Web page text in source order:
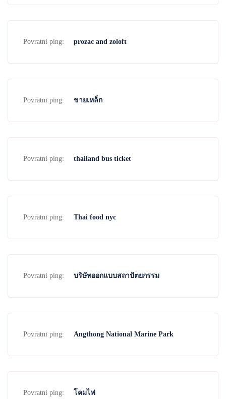
Povratni ping: prozac and zoloft
Povratni ping: ขายเหล็ก
Povratni ping: thailand bus ticket
Povratni ping: Thai food nyc
Povratni ping: บริษัทออกแบบสถาปัตยกรรม
Povratni ping: Angthong National Marine Park
Povratni ping: โคมไฟ